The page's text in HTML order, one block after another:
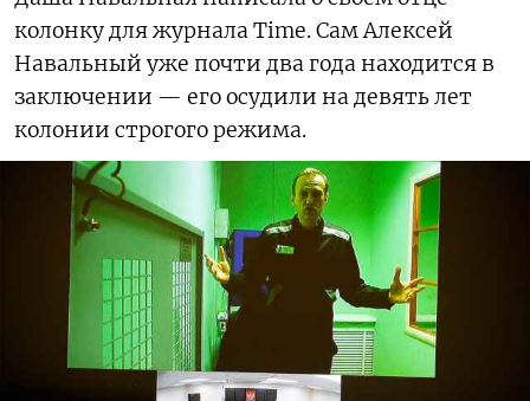
колонку для журнала Time. Сам Алексей
Навальный уже почти два года находится в
заключении — его осудили на девять лет
колонии строгого режима.